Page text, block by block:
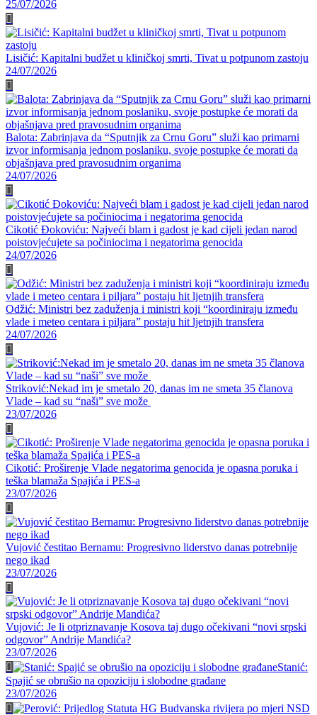
25/07/2026
Lisičić: Kapitalni budžet u kliničkoj smrti, Tivat u potpunom zastoju
24/07/2026
Balota: Zabrinjava da “Sputnjik za Crnu Goru” služi kao primarni
izvor informisanja jednom poslaniku, svoje postupke će morati da
objašnjava pred pravosudnim organima
24/07/2026
Cikotić Đokoviću: Najveći blam i gadost je kad cijeli jedan narod
poistovjećujete sa počiniocima i negatorima genocida
24/07/2026
Odžić: Ministri bez zaduženja i ministri koji “koordiniraju između
vlade i meteo centara i piljara” postaju hit ljetnjih transfera
24/07/2026
Striković:Nekad im je smetalo 20, danas im ne smeta 35 članova
Vlade – kad su “naši” sve može
23/07/2026
Cikotić: Proširenje Vlade negatorima genocida je opasna poruka i
teška blamaža Spajića i PES-a
23/07/2026
Vujović čestitao Bernamu: Progresivno liderstvo danas potrebnije
nego ikad
23/07/2026
Vujović: Je li otpriznavanje Kosova taj dugo očekivani “novi srpski
odgovor” Andrije Mandića?
23/07/2026
Stanić:
Spajić se obrušio na opoziciju i slobodne građane
23/07/2026